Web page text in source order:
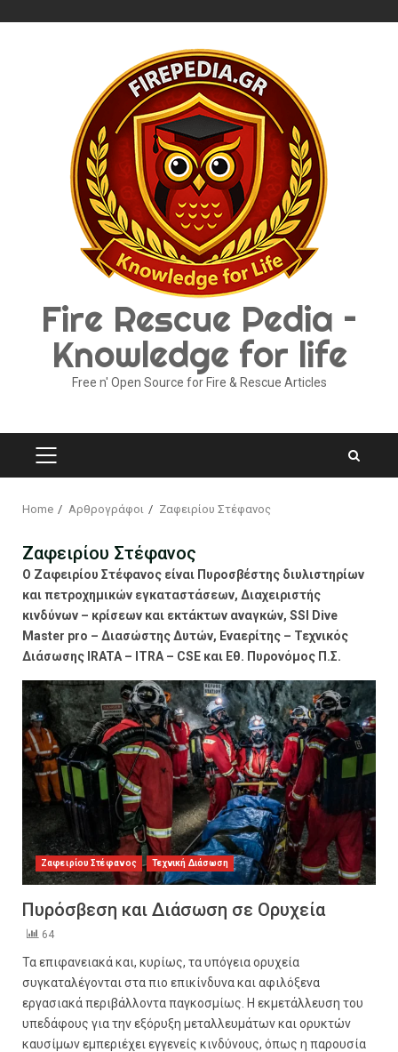
Fire Rescue Pedia –
Knowledge for life
Free n' Open Source for Fire & Rescue Articles
PRIMARY
Home Αρθρογράφοι Ζαφειρίου Στέφανος
Ζαφειρίου Στέφανος
O Ζαφειρίου Στέφανος είναι Πυροσβέστης διυλιστηρίων
και πετροχημικών εγκαταστάσεων, Διαχειριστής
κινδύνων – κρίσεων και εκτάκτων αναγκών, SSI Dive
Master pro – Διασώστης Δυτών, Εναερίτης – Τεχνικός
Διάσωσης IRATA – ITRA – CSE και Εθ. Πυρονόμος Π.Σ.
Ζαφειρίου Στέφανος Τεχνική Διάσωση
Πυρόσβεση και Διάσωση σε Ορυχεία
64
Τα επιφανειακά και, κυρίως, τα υπόγεια ορυχεία
συγκαταλέγονται στα πιο επικίνδυνα και αφιλόξενα
εργασιακά περιβάλλοντα παγκοσμίως. Η εκμετάλλευση του
υπεδάφους για την εξόρυξη μεταλλευμάτων και ορυκτών
καυσίμων εμπεριέχει εγγενείς κινδύνους, όπως η παρουσία